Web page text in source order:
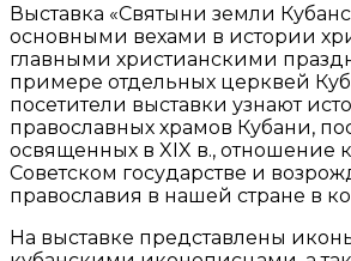
Выставка «Святыни земли
основными вехами в истории
главными христианскими
примере отдельных церквей
посетители выставки узнают
православных храмов Кубани,
освященных в XIX в., отношение
Советском государстве и
православия в нашей стране в
На выставке представлены